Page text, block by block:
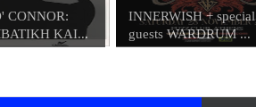
CONNOR:
ΚΑΙ...
INNERWISH + special
guests WARDRUM ...